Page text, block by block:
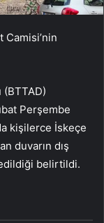
Camisi’nin
(BTTAD)
Perşembe
kişilerce İskeçe
duvarın dış
belirtildi.